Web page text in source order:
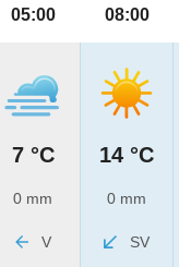
05:00
7 °C
0 mm
V
08:00
14 °C
0 mm
SV